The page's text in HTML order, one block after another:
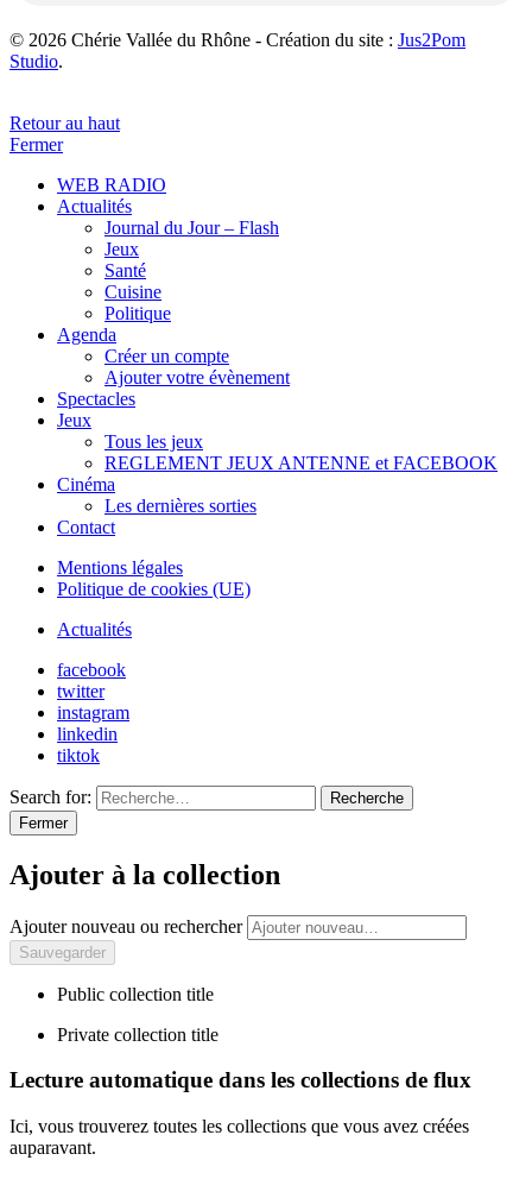
© 2026 Chérie Vallée du Rhône - Création du site : Jus2Pom
Studio.
Retour au haut
Fermer
WEB RADIO
Actualités
Journal du Jour – Flash
Jeux
Santé
Cuisine
Politique
Agenda
Créer un compte
Ajouter votre évènement
Spectacles
Jeux
Tous les jeux
REGLEMENT JEUX ANTENNE et FACEBOOK
Cinéma
Les dernières sorties
Contact
Mentions légales
Politique de cookies (UE)
Actualités
facebook
twitter
instagram
linkedin
tiktok
Search for:
Recherche
Fermer
Ajouter à la collection
Ajouter nouveau ou rechercher
Public collection title
Private collection title
Lecture automatique dans les collections de flux
Ici, vous trouverez toutes les collections que vous avez créées
auparavant.